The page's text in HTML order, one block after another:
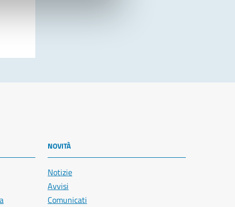
NOVITÀ
Notizie
Avvisi
Comunicati